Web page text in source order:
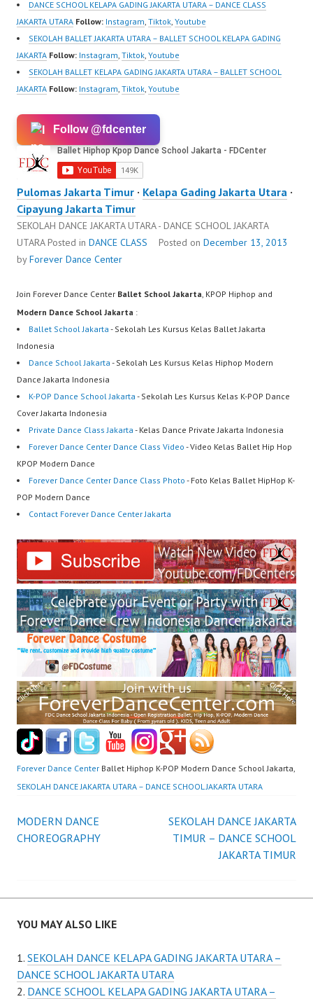
DANCE SCHOOL KELAPA GADING JAKARTA UTARA – DANCE CLASS
JAKARTA UTARA Follow: Instagram, Tiktok, Youtube
SEKOLAH BALLET JAKARTA UTARA – BALLET SCHOOL KELAPA GADING
JAKARTA Follow: Instagram, Tiktok, Youtube
SEKOLAH BALLET KELAPA GADING JAKARTA UTARA – BALLET SCHOOL
JAKARTA Follow: Instagram, Tiktok, Youtube
Follow @fdcenter
Pulomas Jakarta Timur · Kelapa Gading Jakarta Utara ·
Cipayung Jakarta Timur
SEKOLAH DANCE JAKARTA UTARA - DANCE SCHOOL JAKARTA
UTARAPosted in DANCE CLASS Posted on December 13, 2013
byForever Dance Center
Join Forever Dance Center Ballet School Jakarta, KPOP Hiphop and
Modern Dance School Jakarta :
Ballet School Jakarta - Sekolah Les Kursus Kelas Ballet Jakarta
Indonesia
Dance School Jakarta - Sekolah Les Kursus Kelas Hiphop Modern
Dance Jakarta Indonesia
K-POP Dance School Jakarta - Sekolah Les Kursus Kelas K-POP Dance
Cover Jakarta Indonesia
Private Dance Class Jakarta - Kelas Dance Private Jakarta Indonesia
Forever Dance Center Dance Class Video - Video Kelas Ballet Hip Hop
KPOP Modern Dance
Forever Dance Center Dance Class Photo - Foto Kelas Ballet HipHop K-
POP Modern Dance
Contact Forever Dance Center Jakarta
Forever Dance Center Ballet Hiphop K-POP Modern Dance School Jakarta,
SEKOLAH DANCE JAKARTA UTARA – DANCE SCHOOL JAKARTA UTARA
Post
MODERN DANCE
CHOREOGRAPHY
SEKOLAH DANCE JAKARTA
TIMUR – DANCE SCHOOL
JAKARTA TIMUR
YOU MAY ALSO LIKE
SEKOLAH DANCE KELAPA GADING JAKARTA UTARA –
DANCE SCHOOL JAKARTA UTARA
DANCE SCHOOL KELAPA GADING JAKARTA UTARA –